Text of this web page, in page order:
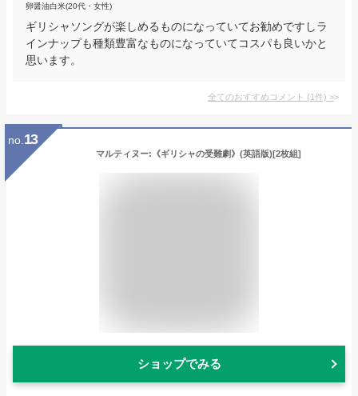
卵醤油白米(20代・女性)
ギリシャソングが楽しめるものになっていてお勧めですしラ
インナップも種類豊富なものになっていてコスパも良いかと
思います。
全てのおすすめコメント (1件) >
no. 13
マルティヌー:《ギリシャの受難劇》(英語版)[2枚組]
ショップでみる